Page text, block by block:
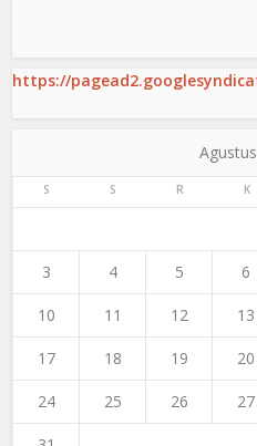
https://
S S R K
3 4 5 6
10 11 12 13
17 18 19 20
24 25 26 27